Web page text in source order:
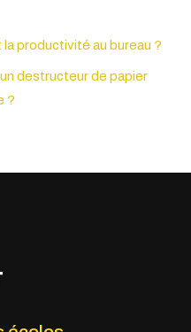
productivité au bureau ?
destructeur de papier
?